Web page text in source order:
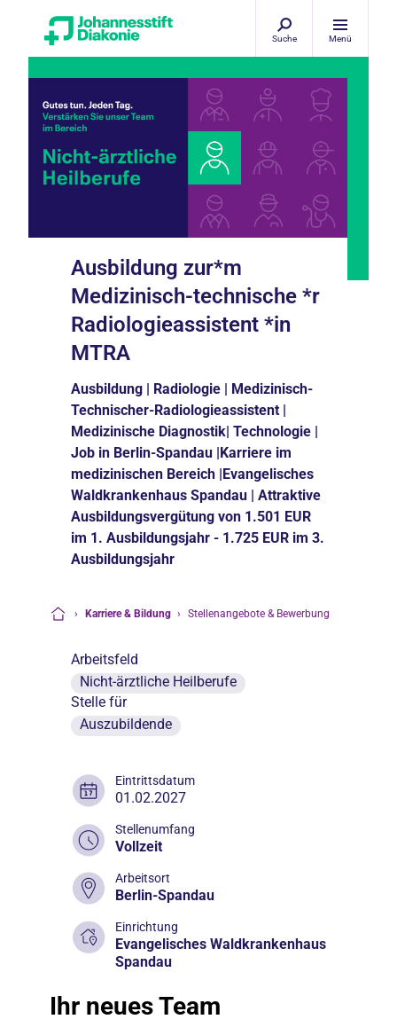
Suche Menü
Ausbildung zur*m
Medizinisch-technische *r
Radiologieassistent *in
MTRA
Ausbildung | Radiologie | Medizinisch-
Technischer-Radiologieassistent |
Medizinische Diagnostik| Technologie |
Job in Berlin-Spandau |Karriere im
medizinischen Bereich |Evangelisches
Waldkrankenhaus Spandau | Attraktive
Ausbildungsvergütung von 1.501 EUR
im 1. Ausbildungsjahr - 1.725 EUR im 3.
Ausbildungsjahr
› Karriere & Bildung › Stellenangebote & Bewerbung
Arbeitsfeld
Nicht-ärztliche Heilberufe
Stelle für
Auszubildende
Eintrittsdatum
01.02.2027
Stellenumfang
Vollzeit
Arbeitsort
Berlin-Spandau
Einrichtung
Evangelisches Waldkrankenhaus
Spandau
Ihr neues Team